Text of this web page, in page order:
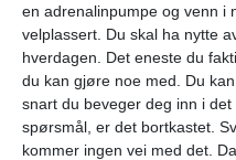
en adrenalinpumpe og venn
velplassert. Du skal ha nytte
hverdagen. Det eneste du
du kan gjøre noe med. Du
snart du beveger deg inn i
spørsmål, er det bortkastet.
kommer ingen vei med det.